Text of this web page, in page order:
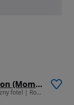
Volvo V60 D2 Drive-E Dynamic Edition (Momentum)
1969 cm3 • 120 KM • Volvo V60 | Skóra | Elektryczny fotel | Rozrząd po wymianie